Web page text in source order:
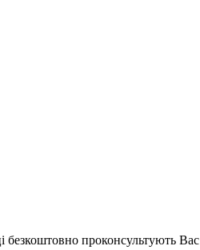
безкоштовно проконсультують